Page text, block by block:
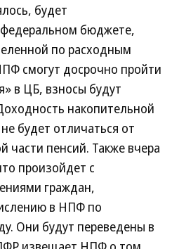
будет
федеральном бюджете,
по расходным
смогут досрочно пройти
в ЦБ, взносы будут
накопительной
будет отличаться от
части пенсий. Также вчера
произойдет с
граждан,
в НПФ по
Они будут переведены в